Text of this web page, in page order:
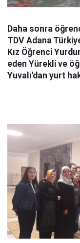
Daha sonra
TDV Adana
Kız Öğrenci
eden Yürekli ve
Yuvalı'dan yurt